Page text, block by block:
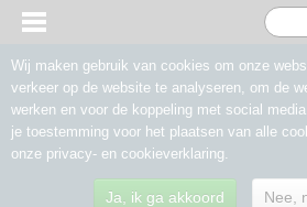
Wij maken gebruik van cookies om onze
verkeer op de website te analyseren, om de
werken en voor de koppeling met social
je toestemming voor het plaatsen van alle
onze privacy- en cookieverklaring.
Ja, ik ga akkoord Nee,